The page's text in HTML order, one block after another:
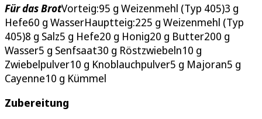
Für das BrotVorteig:95 g Weizenmehl (Typ 405)3 g
Hefe60 g WasserHauptteig:225 g Weizenmehl (Typ
405)8 g Salz5 g Hefe20 g Honig20 g Butter200 g
Wasser5 g Senfsaat30 g Röstzwiebeln10 g
Zwiebelpulver10 g Knoblauchpulver5 g Majoran5 g
Cayenne10 g Kümmel
Zubereitung